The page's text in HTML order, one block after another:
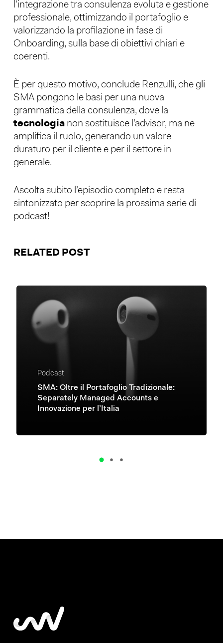
l’integrazione tra consulenza evoluta e gestione
professionale, ottimizzando il portafoglio e
valorizzando la profilazione in fase di
Onboarding, sulla base di obiettivi chiari e
coerenti.
È per questo motivo, conclude Renzulli, che gli
SMA pongono le basi per una nuova
grammatica della consulenza, dove la
tecnologianon sostituisce l’advisor, ma ne
amplifica il ruolo, generando un valore
duraturo per il cliente e per il settore in
generale.
Ascolta subito l’episodio completo e resta
sintonizzato per scoprire la prossima serie di
podcast!
RELATED POST
Podcast
SMA: Oltre il Portafoglio Tradizionale:
Separately Managed Accounts e
Innovazione per l’Italia